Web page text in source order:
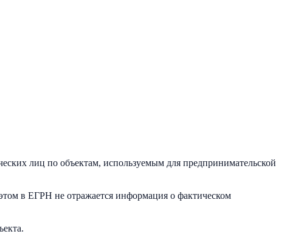
лиц по объектам, используемым для предпринимательской
в ЕГРН не отражается информация о фактическом